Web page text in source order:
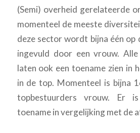
(Semi) overheid gerelateerde
momenteel de meeste
deze sector wordt bijna één op
ingevuld door een vrouw.
laten ook een toename zien in
in de top. Momenteel is bijna
topbestuurders vrouw. Er
toename in vergelijking met de